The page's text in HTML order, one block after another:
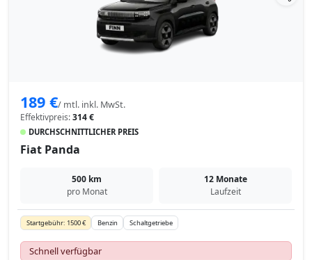
189 €/ mtl. inkl. MwSt.
Effektivpreis:314 €
DURCHSCHNITTLICHER PREIS
Fiat Panda
500 km
pro Monat
12 Monate
Laufzeit
Startgebühr: 1500 € Benzin Schaltgetriebe
Schnell verfügbar